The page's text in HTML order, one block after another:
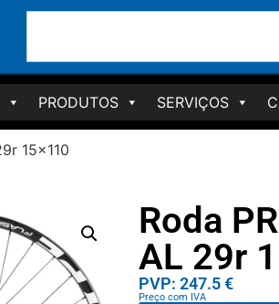
PRODUTOS SERVIÇOS
15×110
Roda
AL 29r
PVP: 247.5 €
Preço com IVA